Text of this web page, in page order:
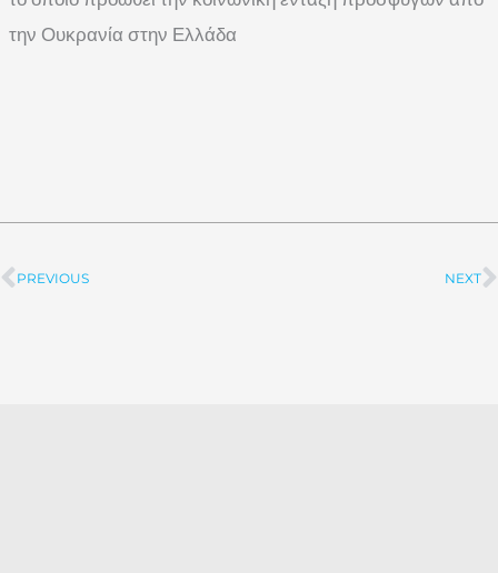
την Ουκρανία στην Ελλάδα
Prev
PREVIOUS NEXT